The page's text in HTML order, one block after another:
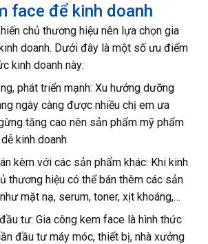
face để kinh doanh
chủ thương hiệu nên lựa chọn gia
doanh. Dưới đây là một số ưu điểm
kinh doanh này:
phát triển mạnh: Xu hướng dưỡng
ngày càng được nhiều chị em ưa
tăng cao nên sản phẩm mỹ phẩm
kinh doanh
kèm với các sản phẩm khác: Khi kinh
thương hiệu có thể bán thêm các sản
mặt nạ, serum, toner, xịt khoáng,…
tư: Gia công kem face là hình thức
đầu tư máy móc, thiết bị, nhà xưởng